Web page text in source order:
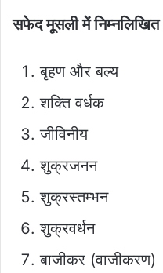
सफेद मूसली में निम्नलिखित
बृहण और बल्य
शक्ति वर्धक
जीविनीय
शुक्रजनन
शुक्रस्तम्भन
शुक्रवर्धन
बाजीकर (वाजीकरण)